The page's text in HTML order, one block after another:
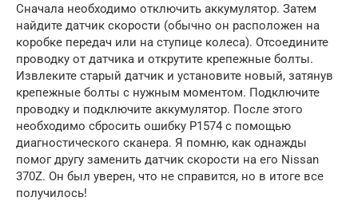
Сначала необходимо отключить аккумулятор. Затем
найдите датчик скорости (обычно он расположен на
коробке передач или на ступице колеса). Отсоедините
проводку от датчика и открутите крепежные болты.
Извлеките старый датчик и установите новый, затянув
крепежные болты с нужным моментом. Подключите
проводку и подключите аккумулятор. После этого
необходимо сбросить ошибку P1574 с помощью
диагностического сканера. Я помню, как однажды
помог другу заменить датчик скорости на его Nissan
370Z. Он был уверен, что не справится, но в итоге все
получилось!